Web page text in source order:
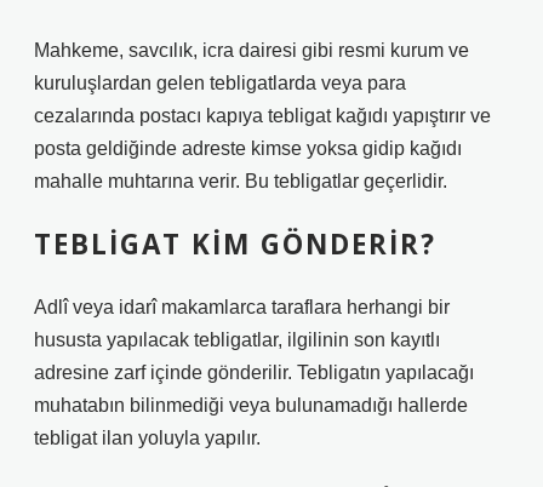
Mahkeme, savcılık, icra dairesi gibi resmi kurum ve
kuruluşlardan gelen tebligatlarda veya para
cezalarında postacı kapıya tebligat kağıdı yapıştırır ve
posta geldiğinde adreste kimse yoksa gidip kağıdı
mahalle muhtarına verir. Bu tebligatlar geçerlidir.
TEBLIGAT KIM GÖNDERIR?
Adlî veya idarî makamlarca taraflara herhangi bir
hususta yapılacak tebligatlar, ilgilinin son kayıtlı
adresine zarf içinde gönderilir. Tebligatın yapılacağı
muhatabın bilinmediği veya bulunamadığı hallerde
tebligat ilan yoluyla yapılır.